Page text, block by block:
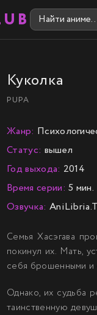
Куколка
PUPA
Жанр:
Статус: вышел
Год выхода: 2014
Время серии: 5 мин.
Озвучка:
Семья Хасэгава
покинул их. Мать,
себя брошенными и
Однако, их судьба
таинственную